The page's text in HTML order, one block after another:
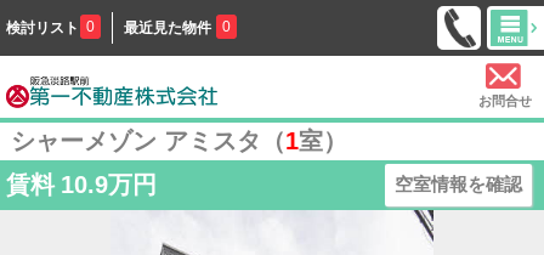
検討リスト 0 最近見た物件 0
お問合せ
シャーメゾン アミスタ（1室）
賃料 10.9万円 空室情報を確認